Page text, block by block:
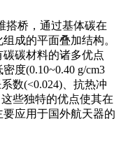
桥，通过基体碳在
成的平面叠加结构。
碳材料的诸多优点
度(0.10~0.40 g/cm3
数(<0.024)、抗热冲
些独特的优点使其在
应用于国外航天器的